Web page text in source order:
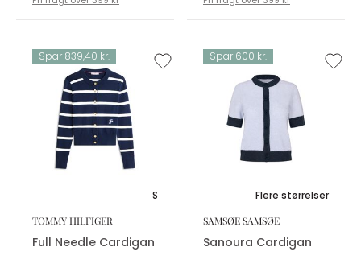
Spar 839,40 kr.
S
TOMMY HILFIGER
Full Needle Cardigan
Spar 600 kr.
Flere størrelser
SAMSØE SAMSØE
Sanoura Cardigan